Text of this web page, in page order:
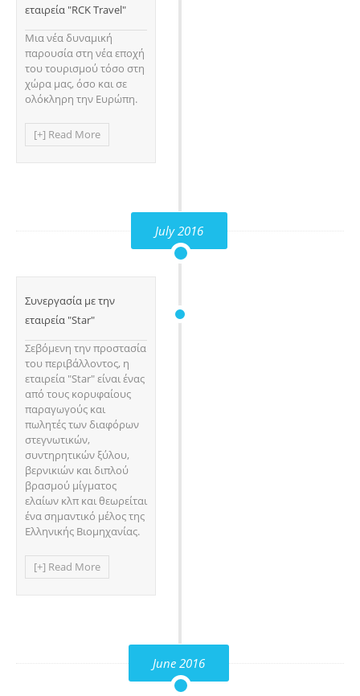
εταιρεία "RCK Travel"
Μια νέα δυναμική
παρουσία στη νέα εποχή
του τουρισμού τόσο στη
χώρα μας, όσο και σε
ολόκληρη την Ευρώπη.
[+] Read More
July 2016
Συνεργασία με την
εταιρεία "Star"
Σεβόμενη την προστασία
του περιβάλλοντος, η
εταιρεία "Star" είναι ένας
από τους κορυφαίους
παραγωγούς και
πωλητές των διαφόρων
στεγνωτικών,
συντηρητικών ξύλου,
βερνικιών και διπλού
βρασμού μίγματος
ελαίων κλπ και θεωρείται
ένα σημαντικό μέλος της
Ελληνικής Βιομηχανίας.
[+] Read More
June 2016